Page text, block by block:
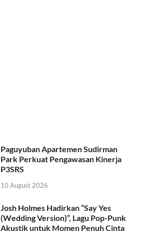
Paguyuban Apartemen Sudirman
Park Perkuat Pengawasan Kinerja
P3SRS
10 August 2026
Josh Holmes Hadirkan “Say Yes
(Wedding Version)”, Lagu Pop-Punk
Akustik untuk Momen Penuh Cinta